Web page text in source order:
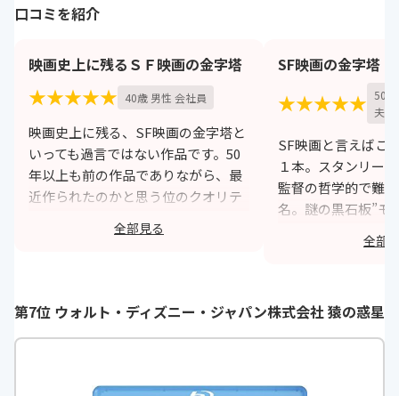
口コミを紹介
映画史上に残るＳＦ映画の金字塔
★★★★★ 40歳 男性 会社員
映画史上に残る、SF映画の金字塔と
いっても過言ではない作品です。50
年以上も前の作品でありながら、最
近作られたのかと思う位のクオリテ
ィの高い映像には正直言って驚く位
です。科学的にリアリティのある演
ます。この映画の後にも先にも、こ
れを超えるものは恐らくは出て来な
全部見る
SF映画の金字塔
★★★★★ 50
夫）
SF映画と言えばこ
１本。スタンリー
監督の哲学的で難
名。謎の黒石板”モ
何？？？これ考え
せん。人工知能
て、ある種恐怖も
びに色々考えさせ
全部
第7位 ウォルト・ディズニー・ジャパン株式会社 猿の惑星